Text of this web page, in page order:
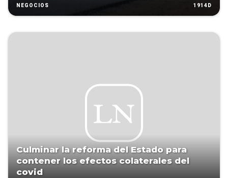
NEGOCIOS 1914D
Culminar la reforma del Estado para
contener los efectos colaterales del
covid